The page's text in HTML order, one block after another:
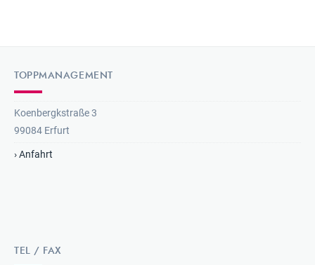
TOPPMANAGEMENT
Koenbergkstraße 3
99084 Erfurt
› Anfahrt
TEL / FAX